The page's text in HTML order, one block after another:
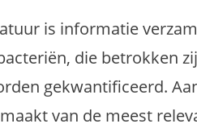
is informatie
die betrokken
gekwantificeerd.
van de meest